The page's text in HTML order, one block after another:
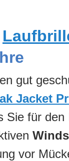
gut
Jacket
Sie für
vor